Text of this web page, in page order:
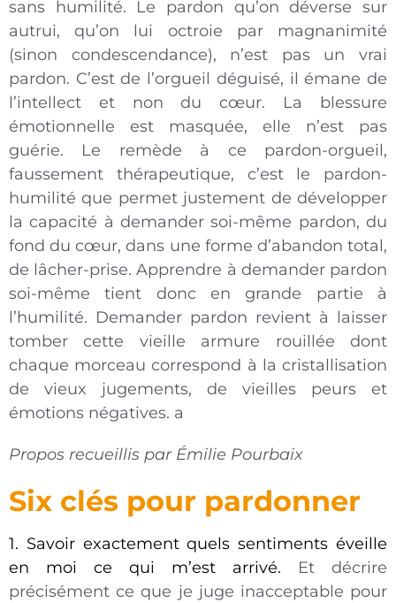
sans humilité. Le pardon qu’on déverse sur
autrui, qu’on lui octroie par magnanimité
(sinon condescendance), n’est pas un vrai
pardon. C’est de l’orgueil déguisé, il émane de
l’intellect et non du cœur. La blessure
émotionnelle est masquée, elle n’est pas
guérie. Le remède à ce pardon-orgueil,
faussement thérapeutique, c’est le pardon-
humilité que permet justement de développer
la capacité à demander soi-même pardon, du
fond du cœur, dans une forme d’abandon total,
de lâcher-prise. Apprendre à demander pardon
soi-même tient donc en grande partie à
l’humilité. Demander pardon revient à laisser
tomber cette vieille armure rouillée dont
chaque morceau correspond à la cristallisation
de vieux jugements, de vieilles peurs et
émotions négatives. a
Propos recueillis par Émilie Pourbaix
Six clés pour pardonner
1. Savoir exactement quels sentiments éveille
en moi ce qui m’est arrivé. Et décrire
précisément ce que je juge inacceptable pour